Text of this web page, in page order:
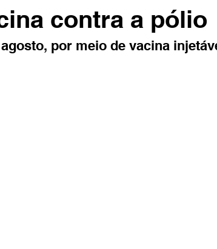
contra a pólio
por meio de vacina